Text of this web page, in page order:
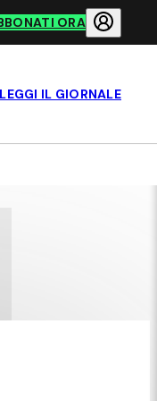
ORA
LEGGI IL GIORNALE